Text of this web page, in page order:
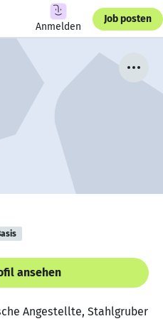
Anmelden
Job posten
ansehen
Angestellte, Stahlgruber